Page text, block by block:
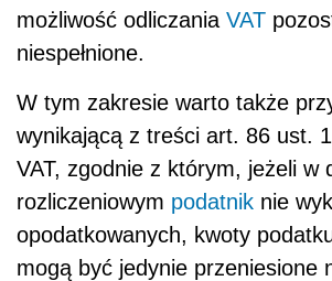
możliwość odliczania VAT
niespełnione.
W tym zakresie warto także
wynikającą z treści art. 86 ust.
VAT, zgodnie z którym, jeżeli w
rozliczeniowym podatnik nie
opodatkowanych, kwoty
mogą być jedynie przeniesione